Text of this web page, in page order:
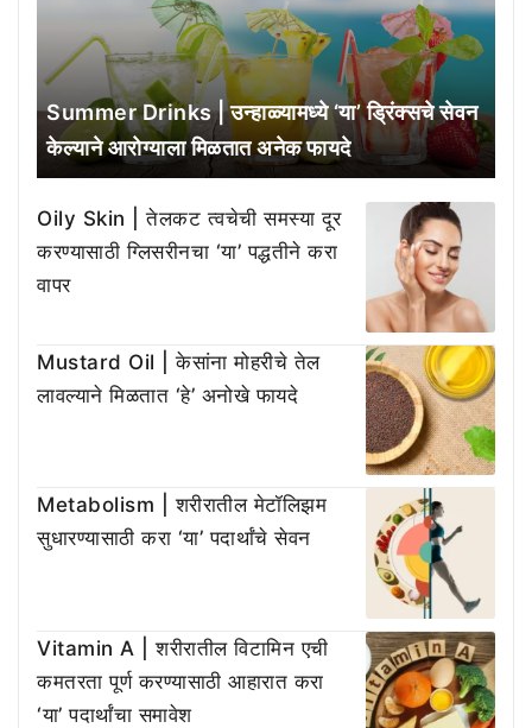
Summer Drinks | उन्हाळ्यामध्ये ‘या’ ड्रिंक्सचे सेवन
केल्याने आरोग्याला मिळतात अनेक फायदे
Oily Skin | तेलकट त्वचेची समस्या दूर
करण्यासाठी ग्लिसरीनचा ‘या’ पद्धतीने करा
वापर
Mustard Oil | केसांना मोहरीचे तेल
लावल्याने मिळतात ‘हे’ अनोखे फायदे
Metabolism | शरीरातील मेटॉलिझम
सुधारण्यासाठी करा ‘या’ पदार्थांचे सेवन
Vitamin A | शरीरातील विटामिन एची
कमतरता पूर्ण करण्यासाठी आहारात करा
‘या’ पदार्थांचा समावेश